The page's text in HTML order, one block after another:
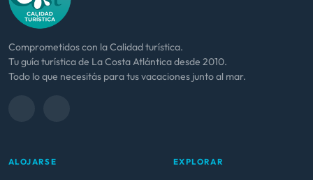
Comprometidos con la Calidad turística.
Tu guía turística de La Costa Atlántica desde 2010.
Todo lo que necesitás para tus vacaciones junto al mar.
ALOJARSE EXPLORAR